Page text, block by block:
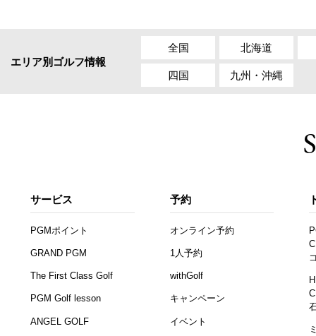
エリア別ゴルフ情報
全国 北海道
四国 九州・沖縄
サービス
PGMポイント
GRAND PGM
The First Class Golf
PGM Golf lesson
ANGEL GOLF
予約
オンライン予約
1人予約
withGolf
キャンペーン
イベント